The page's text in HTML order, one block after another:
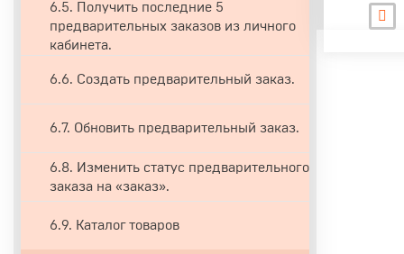
6.5. Получить последние 5
предварительных заказов из личного
кабинета.
6.6. Создать предварительный заказ.
6.7. Обновить предварительный заказ.
6.8. Изменить статус предварительного
заказа на «заказ».
6.9. Каталог товаров